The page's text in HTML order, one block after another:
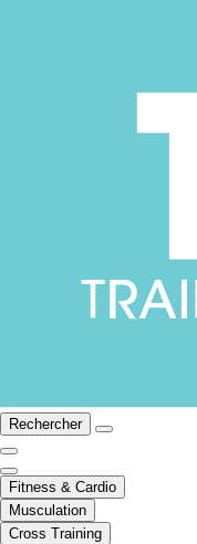
Rechercher
Fitness & Cardio
Musculation
Cross Training